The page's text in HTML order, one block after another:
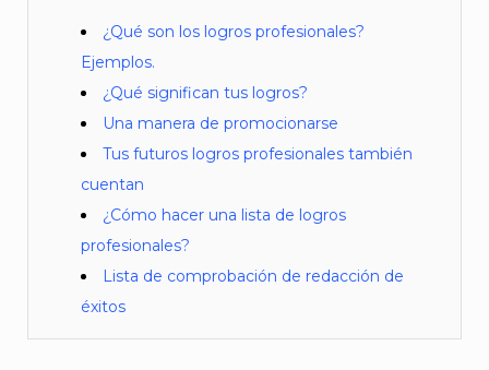
¿Qué son los logros profesionales?
Ejemplos.
¿Qué significan tus logros?
Una manera de promocionarse
Tus futuros logros profesionales también
cuentan
¿Cómo hacer una lista de logros
profesionales?
Lista de comprobación de redacción de
éxitos